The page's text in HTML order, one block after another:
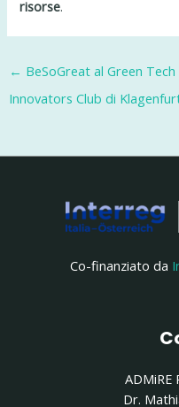
risorse.
Navigazione
← BeSoGreat al Green Tech
Innovators Club di
Co-finanziato da
ADMiRE
Dr.